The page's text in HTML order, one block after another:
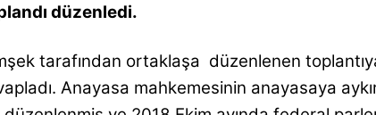
düzenledi.
tarafından ortaklaşa düzenlenen
Anayasa mahkemesinin anayasaya